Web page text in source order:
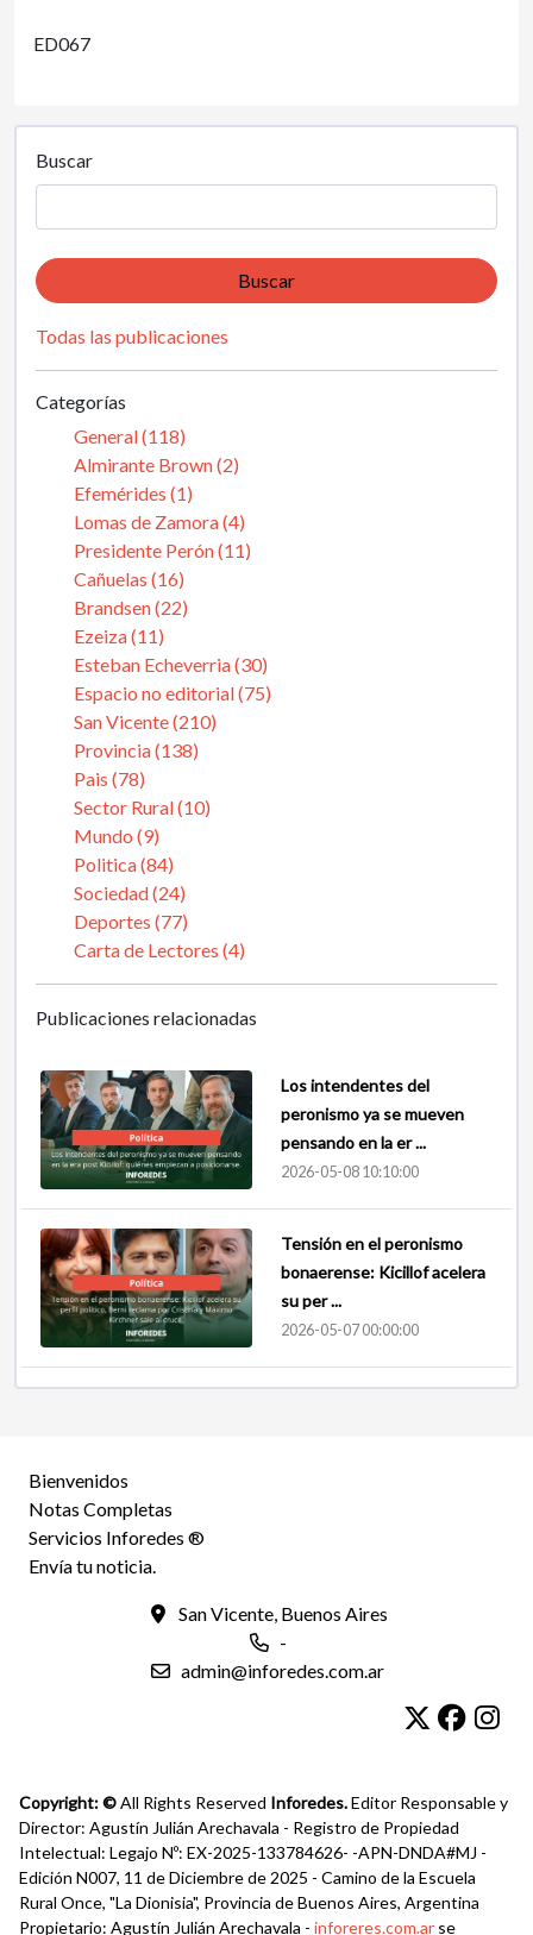
ED067
Buscar
Buscar
Todas las publicaciones
Categorías
General (118)
Almirante Brown (2)
Efemérides (1)
Lomas de Zamora (4)
Presidente Perón (11)
Cañuelas (16)
Brandsen (22)
Ezeiza (11)
Esteban Echeverria (30)
Espacio no editorial (75)
San Vicente (210)
Provincia (138)
Pais (78)
Sector Rural (10)
Mundo (9)
Politica (84)
Sociedad (24)
Deportes (77)
Carta de Lectores (4)
Publicaciones relacionadas
Los intendentes del
peronismo ya se mueven
pensando en la er ...
2026-05-08 10:10:00
Tensión en el peronismo
bonaerense: Kicillof acelera
su per ...
2026-05-07 00:00:00
Bienvenidos
Notas Completas
Servicios Inforedes ®
Envía tu noticia.
San Vicente, Buenos Aires
-
admin@inforedes.com.ar
Copyright: ©All Rights Reserved Inforedes.Editor Responsable y
Director: Agustín Julián Arechavala - Registro de Propiedad
Intelectual: Legajo Nº: EX-2025-133784626- -APN-DNDA#MJ -
Edición N007, 11 de Diciembre de 2025 - Camino de la Escuela
Rural Once, "La Dionisia", Provincia de Buenos Aires, Argentina
Propietario: Agustín Julián Arechavala - inforeres.com.ar se